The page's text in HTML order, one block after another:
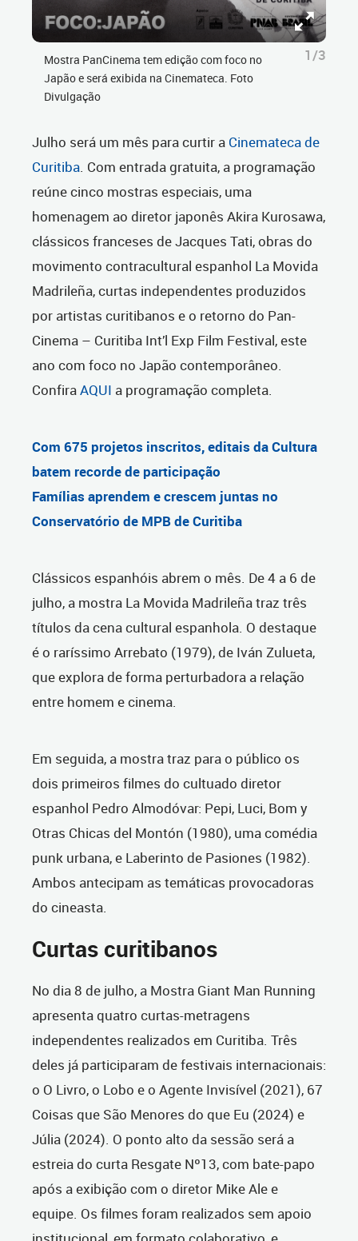
Mostra PanCinema tem edição com foco no
Japão e será exibida na Cinemateca. Foto
Divulgação
1/3
Julho será um mês para curtir a Cinemateca de
Curitiba. Com entrada gratuita, a programação
reúne cinco mostras especiais, uma
homenagem ao diretor japonês Akira Kurosawa,
clássicos franceses de Jacques Tati, obras do
movimento contracultural espanhol La Movida
Madrileña, curtas independentes produzidos
por artistas curitibanos e o retorno do Pan-
Cinema – Curitiba Int’l Exp Film Festival, este
ano com foco no Japão contemporâneo.
ConfiraAQUI a programação completa.
Com 675 projetos inscritos, editais da Cultura
batem recorde de participação
Famílias aprendem e crescem juntas no
Conservatório de MPB de Curitiba
Clássicos espanhóis abrem o mês. De 4 a 6 de
julho, a mostra La Movida Madrileña traz três
títulos da cena cultural espanhola. O destaque
é o raríssimo Arrebato (1979), de Iván Zulueta,
que explora de forma perturbadora a relação
entre homem e cinema.
Em seguida, a mostra traz para o público os
dois primeiros filmes do cultuado diretor
espanhol Pedro Almodóvar: Pepi, Luci, Bom y
Otras Chicas del Montón (1980), uma comédia
punk urbana, e Laberinto de Pasiones (1982).
Ambos antecipam as temáticas provocadoras
do cineasta.
Curtas curitibanos
No dia 8 de julho, a Mostra Giant Man Running
apresenta quatro curtas-metragens
independentes realizados em Curitiba. Três
deles já participaram de festivais internacionais:
o O Livro, o Lobo e o Agente Invisível (2021), 67
Coisas que São Menores do que Eu (2024) e
Júlia (2024). O ponto alto da sessão será a
estreia do curta Resgate Nº13, com bate-papo
após a exibição com o diretor Mike Ale e
equipe. Os filmes foram realizados sem apoio